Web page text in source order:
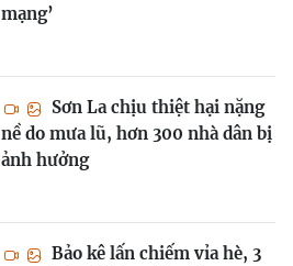
mạng’
Sơn La chịu thiệt hại nặng
nề do mưa lũ, hơn 300 nhà dân bị
ảnh hưởng
Bảo kê lấn chiếm vỉa hè, 3